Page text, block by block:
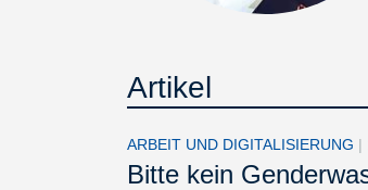
Artikel
ARBEIT UND DIGITALISIERUNG |
Bitte kein